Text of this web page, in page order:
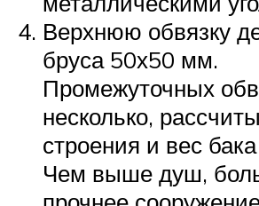
Верхнюю обвязку
бруса 50х50 мм.
Промежуточных
несколько,
строения и вес
Чем выше душ,